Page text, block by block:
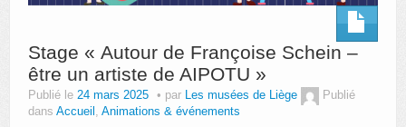
Stage « Autour de Françoise Schein –
être un artiste de AIPOTU »
Publié le 24 mars 2025 par Les musées de Liège
Publié
dans Accueil Animations & événements